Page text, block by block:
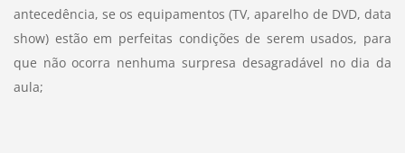
antecedência, se os equipamentos (TV, aparelho de DVD, data
show) estão em perfeitas condições de serem usados, para
que não ocorra nenhuma surpresa desagradável no dia da
aula;